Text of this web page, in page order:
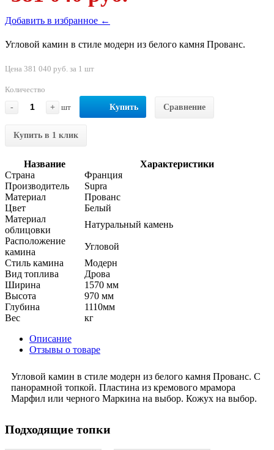
Добавить в избранное ←
Угловой камин в стиле модерн из белого камня Прованс.
Цена 381 040 руб. за 1 шт
Количество
-
+ шт Купить Сравнение
Купить в 1 клик
Название
Характеристики
Страна
Франция
Производитель
Supra
Материал
Прованс
Цвет
Белый
Материал
облицовки
Натуральный камень
Расположение
камина
Угловой
Стиль камина
Модерн
Вид топлива
Дрова
Ширина
1570 мм
Высота
970 мм
Глубина
1110мм
Вес
кг
Описание
Отзывы о товаре
Угловой камин в стиле модерн из белого камня Прованс. С
панорамной топкой. Пластина из кремового мрамора
Марфил или черного Маркина на выбор. Кожух на выбор.
Подходящие топки